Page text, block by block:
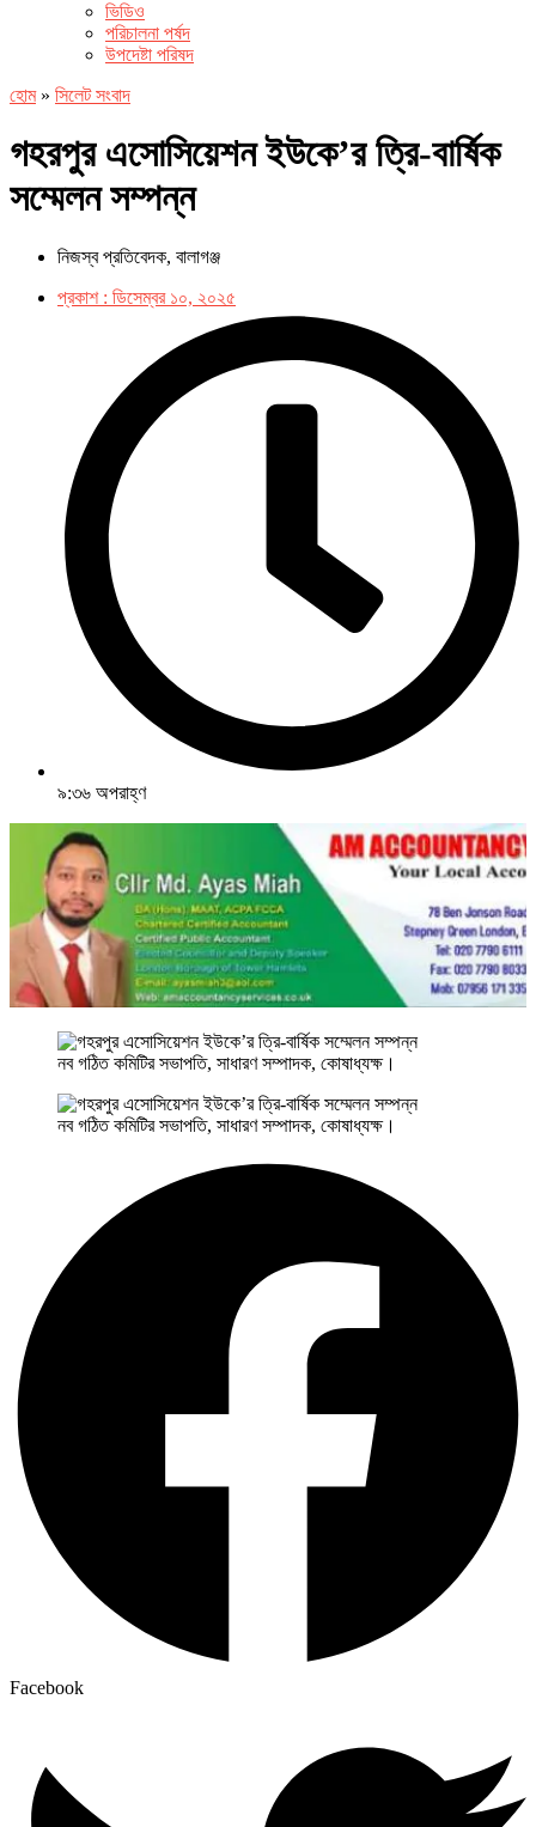
ভিডিও
পরিচালনা পর্ষদ
উপদেষ্টা পরিষদ
হোম» সিলেট সংবাদ
গহরপুর এসোসিয়েশন ইউকে’র ত্রি-বার্ষিক
সম্মেলন সম্পন্ন
নিজস্ব প্রতিবেদক, বালাগঞ্জ
প্রকাশ : ডিসেম্বর ১০, ২০২৫
৯:৩৬ অপরাহ্ণ
নব গঠিত কমিটির সভাপতি, সাধারণ সম্পাদক, কোষাধ্যক্ষ।
নব গঠিত কমিটির সভাপতি, সাধারণ সম্পাদক, কোষাধ্যক্ষ।
Facebook